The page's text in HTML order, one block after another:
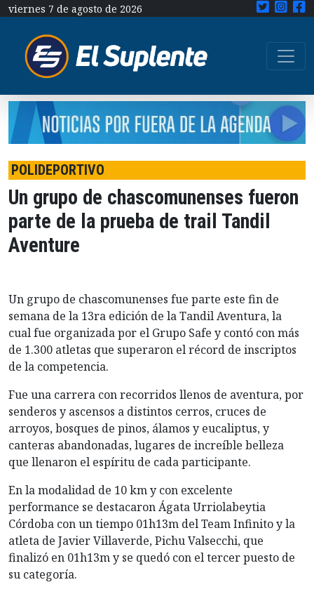
viernes 7 de agosto de 2026
POLIDEPORTIVO
Un grupo de chascomunenses fueron
parte de la prueba de trail Tandil
Aventure
Un grupo de chascomunenses fue parte este fin de
semana de la 13ra edición de la Tandil Aventura, la
cual fue organizada por el Grupo Safe y contó con más
de 1.300 atletas que superaron el récord de inscriptos
de la competencia.
Fue una carrera con recorridos llenos de aventura, por
senderos y ascensos a distintos cerros, cruces de
arroyos, bosques de pinos, álamos y eucaliptus, y
canteras abandonadas, lugares de increíble belleza
que llenaron el espíritu de cada participante.
En la modalidad de 10 km y con excelente
performance se destacaron Ágata Urriolabeytia
Córdoba con un tiempo 01h13m del Team Infinito y la
atleta de Javier Villaverde, Pichu Valsecchi, que
finalizó en 01h13m y se quedó con el tercer puesto de
su categoría.